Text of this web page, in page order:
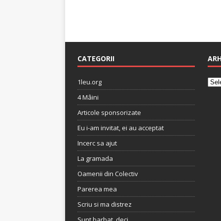
CATEGORII
1leu.org
4 Mâini
Articole sponsorizate
Eu i-am invitat, ei au acceptat
Incerc sa ajut
La gramada
Oamenii din Colectiv
Parerea mea
Scriu si ma distrez